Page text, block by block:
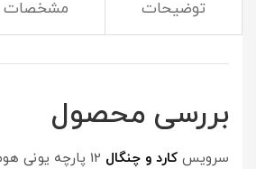
توضیحات مشخصات
بررسی محصول
سرویس کارد و چنگال
12 پارچه یونی